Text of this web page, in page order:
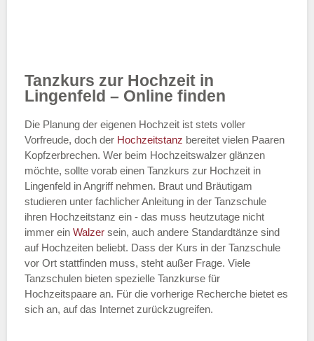
Tanzkurs zur Hochzeit in
Lingenfeld – Online finden
Die Planung der eigenen Hochzeit ist stets voller
Vorfreude, doch der Hochzeitstanz bereitet vielen Paaren
Kopfzerbrechen. Wer beim Hochzeitswalzer glänzen
möchte, sollte vorab einen Tanzkurs zur Hochzeit in
Lingenfeld in Angriff nehmen. Braut und Bräutigam
studieren unter fachlicher Anleitung in der Tanzschule
ihren Hochzeitstanz ein - das muss heutzutage nicht
immer ein Walzer sein, auch andere Standardtänze sind
auf Hochzeiten beliebt. Dass der Kurs in der Tanzschule
vor Ort stattfinden muss, steht außer Frage. Viele
Tanzschulen bieten spezielle Tanzkurse für
Hochzeitspaare an. Für die vorherige Recherche bietet es
sich an, auf das Internet zurückzugreifen.